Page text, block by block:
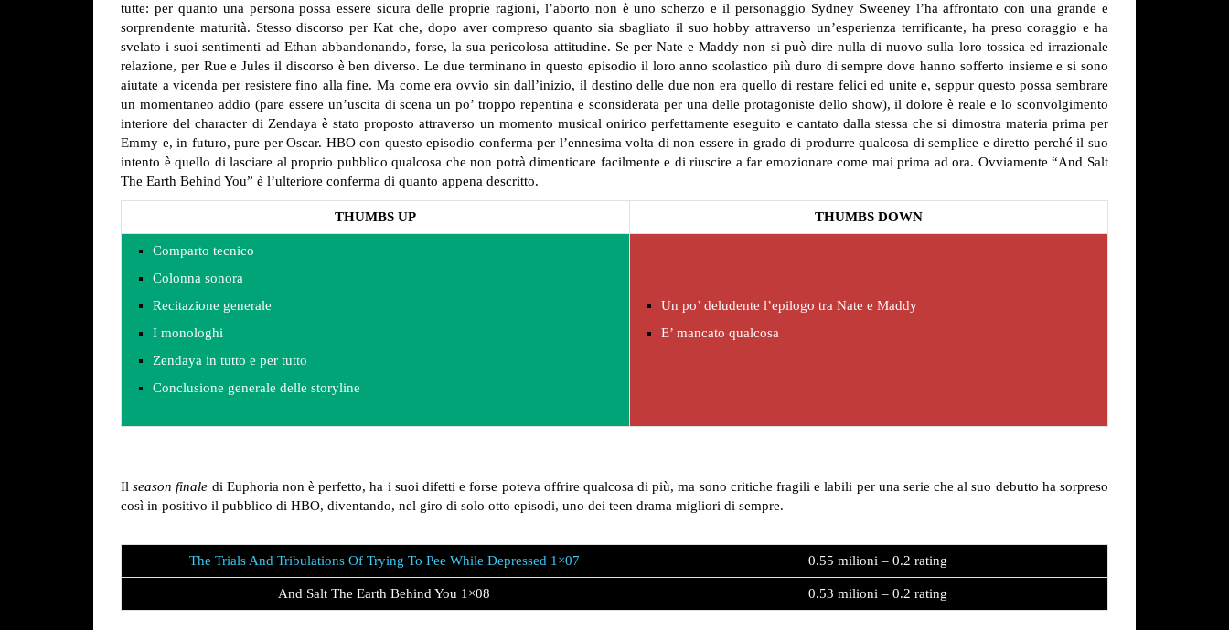
tutte: per quanto una persona possa essere sicura delle proprie ragioni, l’aborto non è uno scherzo e il personaggio Sydney Sweeney l’ha affrontato con una grande e
sorprendente maturità. Stesso discorso per Kat che, dopo aver compreso quanto sia sbagliato il suo hobby attraverso un’esperienza terrificante, ha preso coraggio e ha
svelato i suoi sentimenti ad Ethan abbandonando, forse, la sua pericolosa attitudine. Se per Nate e Maddy non si può dire nulla di nuovo sulla loro tossica ed irrazionale
relazione, per Rue e Jules il discorso è ben diverso. Le due terminano in questo episodio il loro anno scolastico più duro di sempre dove hanno sofferto insieme e si sono
aiutate a vicenda per resistere fino alla fine. Ma come era ovvio sin dall’inizio, il destino delle due non era quello di restare felici ed unite e, seppur questo possa sembrare
un momentaneo addio (pare essere un’uscita di scena un po’ troppo repentina e sconsiderata per una delle protagoniste dello show), il dolore è reale e lo sconvolgimento
interiore del character di Zendaya è stato proposto attraverso un momento musical onirico perfettamente eseguito e cantato dalla stessa che si dimostra materia prima per
Emmy e, in futuro, pure per Oscar. HBO con questo episodio conferma per l’ennesima volta di non essere in grado di produrre qualcosa di semplice e diretto perché il suo
intento è quello di lasciare al proprio pubblico qualcosa che non potrà dimenticare facilmente e di riuscire a far emozionare come mai prima ad ora. Ovviamente “And Salt
The Earth Behind You” è l’ulteriore conferma di quanto appena descritto.
THUMBS UP THUMBS DOWN
Comparto tecnico
Colonna sonora
Recitazione generale
I monologhi
Zendaya in tutto e per tutto
Conclusione generale delle storyline
Un po’ deludente l’epilogo tra Nate e Maddy
E’ mancato qualcosa
Ilseason finale di Euphoria non è perfetto, ha i suoi difetti e forse poteva offrire qualcosa di più, ma sono critiche fragili e labili per una serie che al suo debutto ha sorpreso
così in positivo il pubblico di HBO, diventando, nel giro di solo otto episodi, uno dei teen drama migliori di sempre.
The Trials And Tribulations Of Trying To Pee While Depressed 1×07 0.55 milioni – 0.2 rating
And Salt The Earth Behind You 1×08 0.53 milioni – 0.2 rating